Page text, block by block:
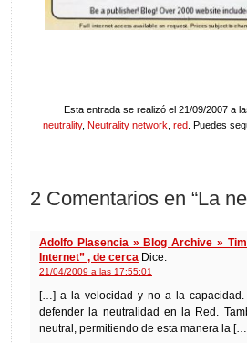
Esta entrada se realizó el 21/09/2007 a
neutrality, Neutrality network red . Puedes
2 Comentarios en “La
Adolfo Plasencia » Blog Archive »
Internet” , de cerca Dice:
21/04/2009 a las 17:55:01
[…] a la velocidad y no a la
defender la neutralidad en la Red.
neutral, permitiendo de esta manera la